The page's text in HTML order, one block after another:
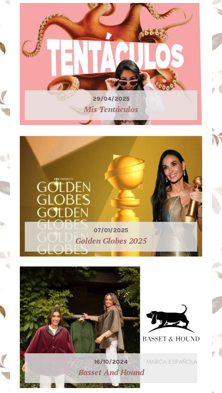
29/04/2025
Mis Tentáculos
07/01/2025
Golden Globes 2025
16/10/2024
Basset And Hound